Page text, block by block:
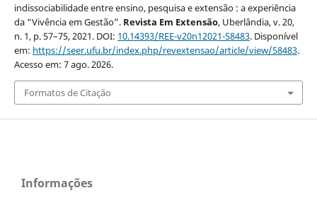
indissociabilidade entre ensino, pesquisa e extensão : a experiência
da “Vivência em Gestão”. Revista Em Extensão, Uberlândia, v. 20,
n. 1, p. 57–75, 2021. DOI: 10.14393/REE-v20n12021-58483. Disponível
em: https://seer.ufu.br/index.php/revextensao/article/view/58483.
Acesso em: 7 ago. 2026.
Formatos de Citação
Informações